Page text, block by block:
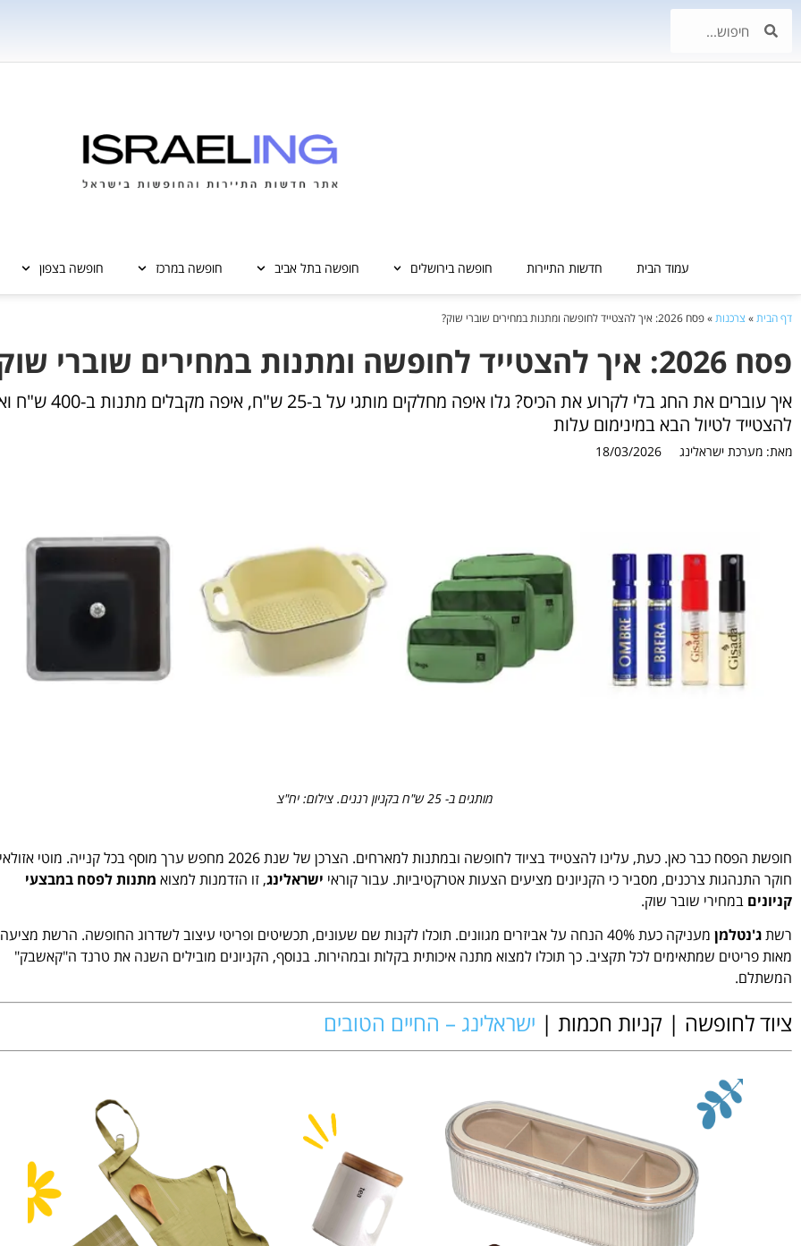
עמוד הבית חדשות התיירות חופשה בירושלים חופשה בתל אביב חופשה במרכז חופשה בצפון
דף הבית» צרכנות»פסח 2026: איך להצטייד לחופשה ומתנות במחירים שוברי שוק?
פסח 2026: איך להצטייד לחופשה ומתנות במחירים שוברי שוק?
איך עוברים את החג בלי לקרוע את הכיס? גלו איפה מחלקים מותגי על ב-25 ש"ח,
להצטייד לטיול הבא במינימום עלות
מאת: מערכת ישראלינג 18/03/2026
מותגים ב- 25 ש"ח בקניון רננים. צילום: יח"צ
חופשת הפסח כבר כאן. כעת, עלינו להצטייד בציוד לחופשה ובמתנות למארחים. הצרכן של שנת 2026 מחפש ערך מוסף בכל קנייה. מוטי
חוקר התנהגות צרכנים, מסביר כי הקניונים מציעים הצעות אטרקטיביות. עבור קוראי ישראלינג, זו הזדמנות למצוא מתנות לפסח במבצעי
קניונים במחירי שובר שוק.
רשתג'נטלמן
מעניקה כעת 40% הנחה על אביזרים מגוונים. תוכלו לקנות שם שעונים, תכשיטים ופריטי עיצוב לשדרוג החופשה. הרשת מציעה
מאות פריטים שמתאימים לכל תקציב. כך תוכלו למצוא מתנה איכותית בקלות ובמהירות. בנוסף, הקניונים מובילים השנה את טרנד ה"קאשבק"
המשתלם.
ציוד לחופשה | קניות חכמות | ישראלינג – החיים הטובים